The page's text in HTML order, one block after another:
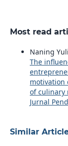
Most read
Naning
The
motivation
of culinary
Jurnal
Similar